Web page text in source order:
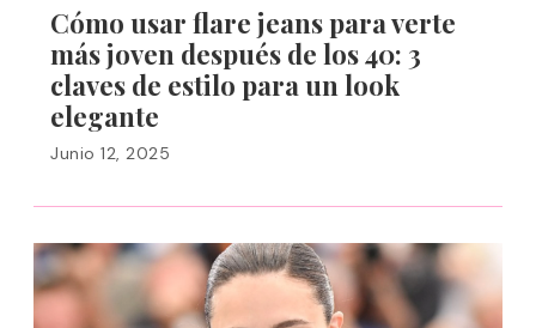
Cómo usar flare jeans para verte
más joven después de los 40: 3
claves de estilo para un look
elegante
Junio 12, 2025